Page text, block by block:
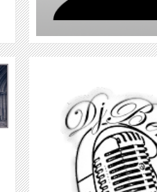
DJ BINO
WEITER